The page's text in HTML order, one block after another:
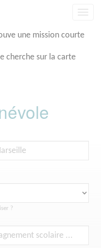
une mission courte
cherche sur la carte
?